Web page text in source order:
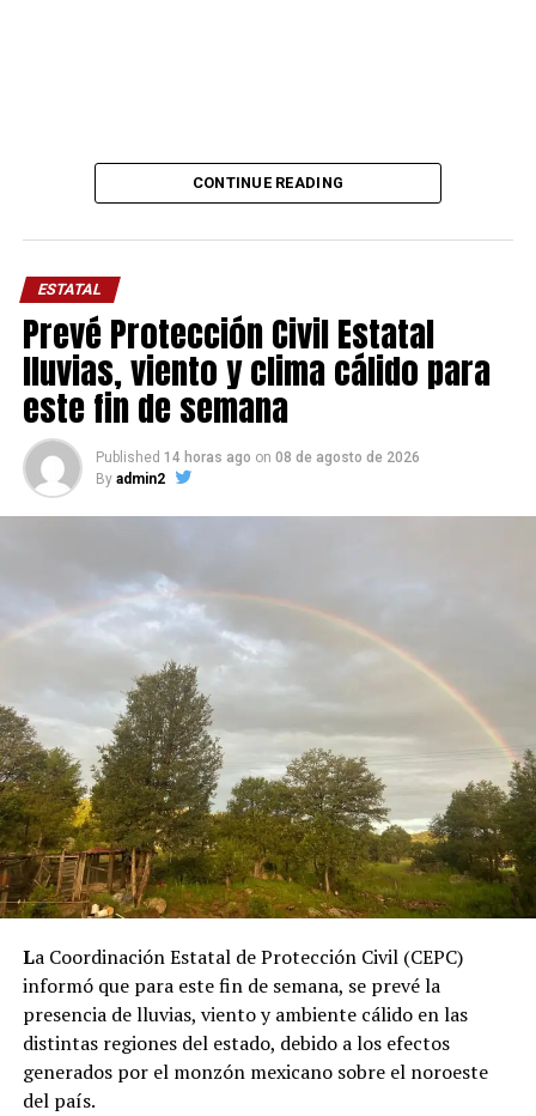
CONTINUE READING
ESTATAL
Prevé Protección Civil Estatal
lluvias, viento y clima cálido para
este fin de semana
Published 14 horas ago on 08 de agosto de 2026
By admin2
La Coordinación Estatal de Protección Civil (CEPC)
informó que para este fin de semana, se prevé la
presencia de lluvias, viento y ambiente cálido en las
distintas regiones del estado, debido a los efectos
generados por el monzón mexicano sobre el noroeste
del país.